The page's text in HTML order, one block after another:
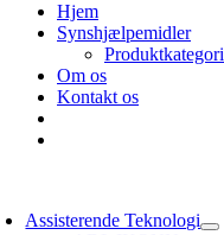
Hjem
Synshjælpemidler
Om os
Kontakt os
Assisterende Teknologi